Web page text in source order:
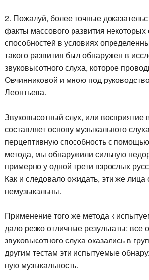
2. Пожалуй, более точные
факты массового развития
способностей в условиях
такого развития был обнаружен в
звуковысотного слуха, которое
Овчинниковой и мною под
Леонтьева.
Звуковысотный слух, или восприятие
составляет основу музыкального
перцептивную способность с
метода, мы обнаружили сильную
примерно у одной трети взрослых
Как и следовало ожидать, эти же лица
немузыкальны.
Применение того же метода к
дало резко отличные результаты: все
звуковысотного слуха оказались в
другим тестам эти испытуемые
ную музыкальность.